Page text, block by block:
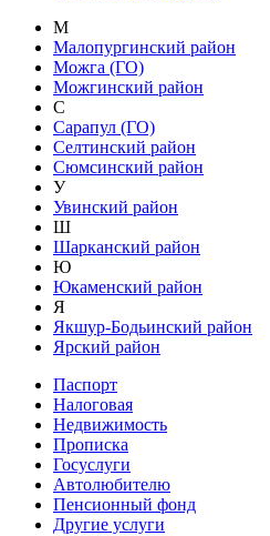
М
Малопургинский район
Можга (ГО)
Можгинский район
С
Сарапул (ГО)
Селтинский район
Сюмсинский район
У
Увинский район
Ш
Шарканский район
Ю
Юкаменский район
Я
Якшур-Бодьинский район
Ярский район
Паспорт
Налоговая
Недвижимость
Прописка
Госуслуги
Автолюбителю
Пенсионный фонд
Другие услуги